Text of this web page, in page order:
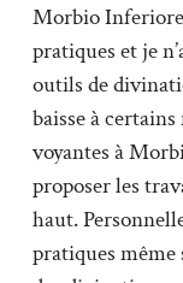
Morbio Inferiore
pratiques et je
outils de
baisse à
voyantes à
proposer les
haut.
pratiques même